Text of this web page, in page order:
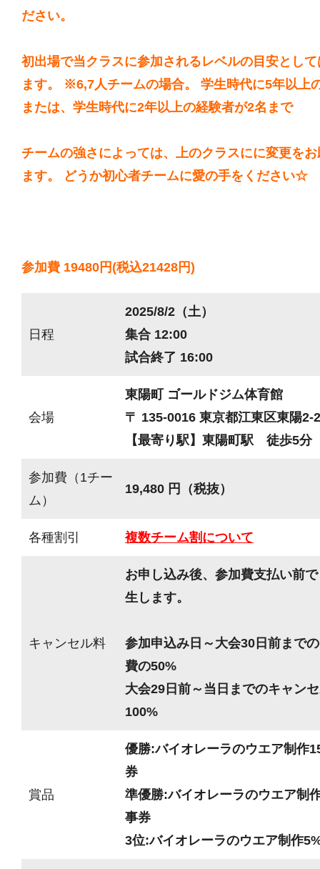
ださい。
初出場で当クラスに参加されるレベルの目安とし
ます。 ※6,7人チームの場合。 学生時代に5年以上
または、学生時代に2年以上の経験者が2名まで
チームの強さによっては、上のクラスにに変更を
ます。 どうか初心者チームに愛の手をください☆
参加費 19480円(税込21428円)
日程
2025/8/2（土）
集合 12:00
試合終了 16:00
会場
東陽町 ゴールドジム体育館
〒 135-0016 東京都江東区東陽2-
【最寄り駅】東陽町駅 徒歩5分
参加費（1チー
ム）
19,480 円（税抜）
各種割引 複数チーム割について
キャンセル料
お申し込み後、参加費支払い前
生します。
参加申込み日～大会30日前まで
費の50%
大会29日前～当日までのキャン
100%
賞品
優勝:バイオレーラのウエア制作
券
準優勝:バイオレーラのウエア制
事券
3位:バイオレーラのウエア制作